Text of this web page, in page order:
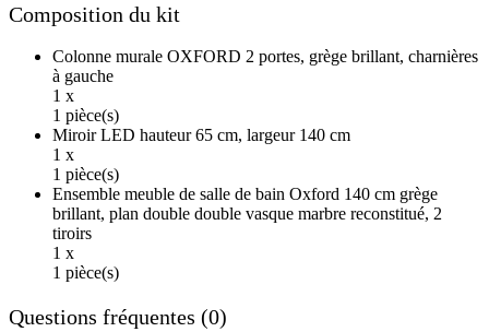
Composition du kit
Colonne murale OXFORD 2 portes, grège brillant, charnières
à gauche
1 x
1 pièce(s)
Miroir LED hauteur 65 cm, largeur 140 cm
1 x
1 pièce(s)
Ensemble meuble de salle de bain Oxford 140 cm grège
brillant, plan double double vasque marbre reconstitué, 2
tiroirs
1 x
1 pièce(s)
Questions fréquentes (0)